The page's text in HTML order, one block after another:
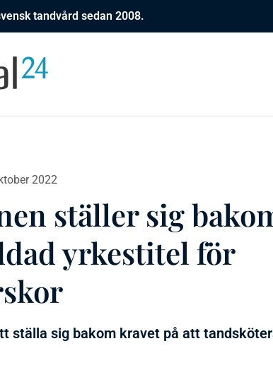
tandvård sedan 2008.
2022
ställer sig
yrkestitel för
ställa sig bakom kravet på att